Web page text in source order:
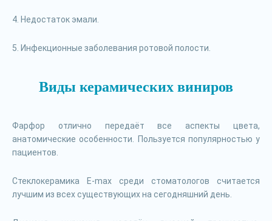
4. Недостаток эмали.
5. Инфекционные заболевания ротовой полости.
Виды керамических виниров
Фарфор отлично передаёт все аспекты цвета,
анатомические особенности. Пользуется популярностью у
пациентов.
Стеклокерамика E-max среди стоматологов считается
лучшим из всех существующих на сегодняшний день.